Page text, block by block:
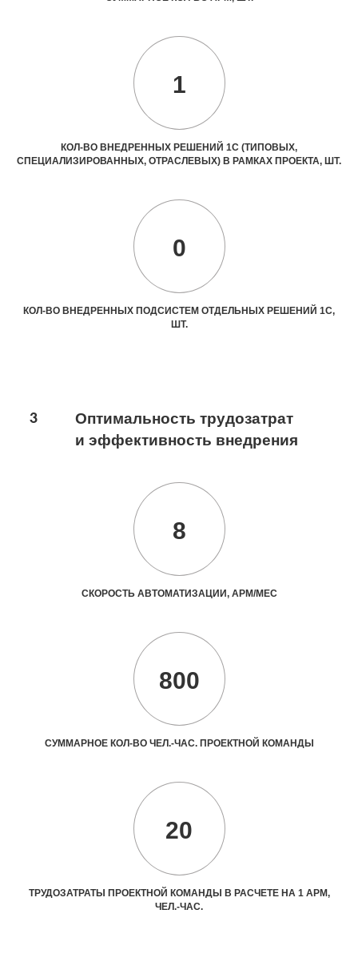
1
КОЛ-ВО ВНЕДРЕННЫХ РЕШЕНИЙ 1С (ТИПОВЫХ,
СПЕЦИАЛИЗИРОВАННЫХ, ОТРАСЛЕВЫХ) В РАМКАХ ПРОЕКТА, ШТ.
0
КОЛ-ВО ВНЕДРЕННЫХ ПОДСИСТЕМ ОТДЕЛЬНЫХ РЕШЕНИЙ 1С,
ШТ.
3
Оптимальность трудозатрат
и эффективность внедрения
8
СКОРОСТЬ АВТОМАТИЗАЦИИ, АРМ/МЕС
800
СУММАРНОЕ КОЛ-ВО ЧЕЛ.-ЧАС. ПРОЕКТНОЙ КОМАНДЫ
20
ТРУДОЗАТРАТЫ ПРОЕКТНОЙ КОМАНДЫ В РАСЧЕТЕ НА 1 АРМ,
ЧЕЛ.-ЧАС.